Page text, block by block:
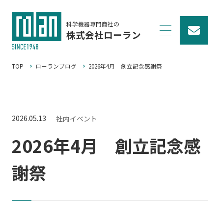
科学機器専門商社の
株式会社ローラン
TOP ローランブログ 2026年4月 創立記念感謝祭
2026.05.13 社内イベント
2026年4月 創立記念感
謝祭